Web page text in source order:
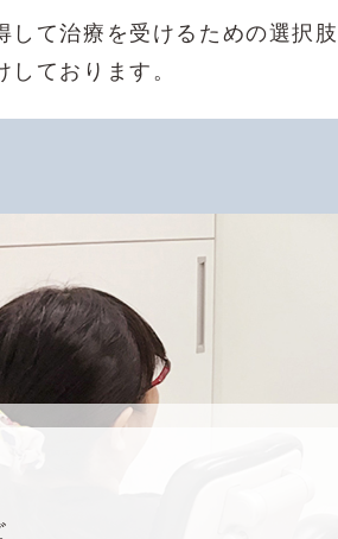
て治療を受けるための選択
ております。